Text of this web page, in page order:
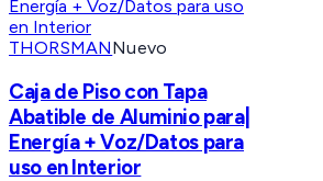
THORSMANNuevo
Caja de Piso con Tapa
Abatible de Aluminio para|
Energía + Voz/Datos para
uso en Interior